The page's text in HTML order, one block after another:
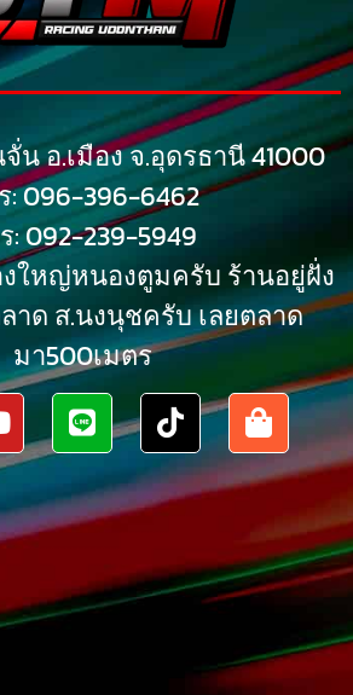
น อ.เมือง จ.อุดรธานี 41000
: 096-396-6462
: 092-239-5949
ใหญ่หนองตูมครับ ร้านอยู่ฝั่ง
าด ส.นงนุชครับ เลยตลาด
มา500เมตร